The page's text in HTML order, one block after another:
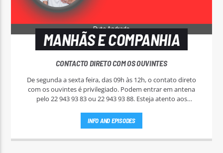
MANHÃS E COMPANHIA
CONTACTO DIRETO COM OS OUVINTES
De segunda a sexta feira, das 09h às 12h, o contato direto
com os ouvintes é privilegiado. Podem entrar em antena
pelo 22 943 93 83 ou 22 943 93 88. Esteja atento aos
INFO AND EPISODES